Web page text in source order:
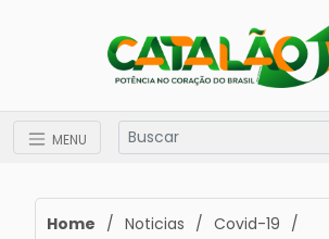
MENU
Home / Noticias / Covid-19 /